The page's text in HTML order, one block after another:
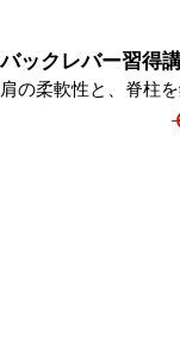
バックレバー習得
肩の柔軟性と、脊柱